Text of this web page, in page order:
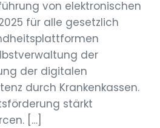
von elektronischen
für alle gesetzlich
der
der digitalen
durch Krankenkassen.
stärkt
[…]